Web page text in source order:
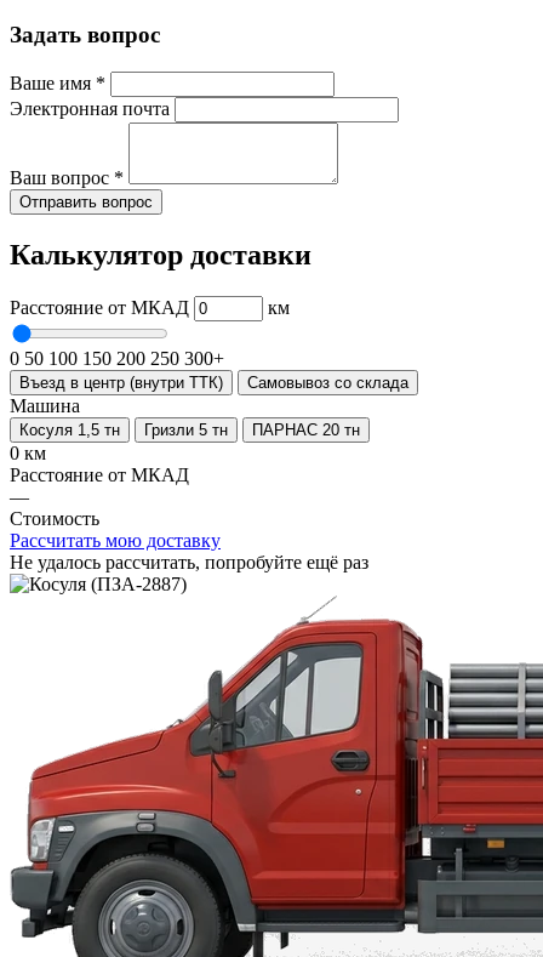
Задать вопрос
Ваше имя *
Электронная почта
Ваш вопрос *
Отправить вопрос
Калькулятор доставки
Расстояние от МКАД км
0 50 100 150 200 250 300+
Въезд в центр (внутри ТТК) Самовывоз со склада
Машина
Косуля 1,5 тн Гризли 5 тн ПАРНАС 20 тн
0 км
Расстояние от МКАД
—
Стоимость
Рассчитать мою доставку
Не удалось рассчитать, попробуйте ещё раз